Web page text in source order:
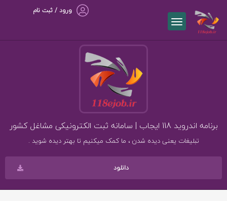
ورود / ثبت نام
برنامه اندروید 118 ایجاب | سامانه ثبت الکترونیکی مشاغل کشور
تبلیغات یعنی دیده شدن ، ما کمک میکنیم تا بهتر دیده شوید .
دانلود